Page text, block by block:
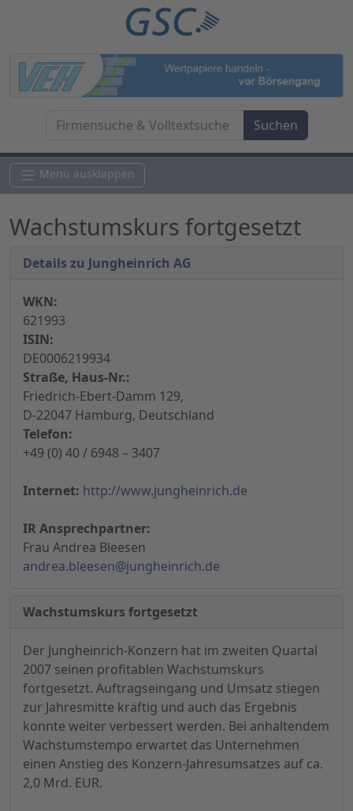
Menü ausklappen
Wachstumskurs fortgesetzt
Details zu Jungheinrich AG
WKN:
621993
ISIN:
DE0006219934
Straße, Haus-Nr.:
Friedrich-Ebert-Damm 129,
D-22047 Hamburg, Deutschland
Telefon:
+49 (0) 40 / 6948 – 3407
Internet: http://www.jungheinrich.de
IR Ansprechpartner:
Frau Andrea Bleesen
andrea.bleesen@jungheinrich.de
Wachstumskurs fortgesetzt
Der Jungheinrich-Konzern hat im zweiten Quartal
2007 seinen profitablen Wachstumskurs
fortgesetzt. Auftragseingang und Umsatz stiegen
zur Jahresmitte kräftig und auch das Ergebnis
konnte weiter verbessert werden. Bei anhaltendem
Wachstumstempo erwartet das Unternehmen
einen Anstieg des Konzern-Jahresumsatzes auf ca.
2,0 Mrd. EUR.